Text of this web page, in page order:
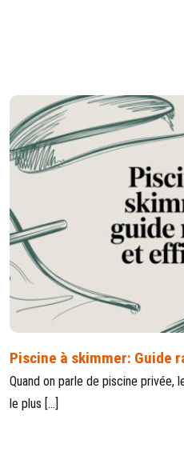
Piscine à skimmer: Guide
Quand on parle de piscine privée,
le plus […]